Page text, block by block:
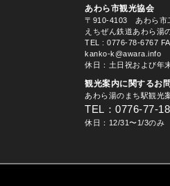
あわら市観光協会
〒910-4103 あわら市
えちぜん鉄道あわら湯
TEL
: 0776-78-6767
kanko-k@awara.info
休日：土日祝および年
観光案内に関するお
あわら湯のまち駅観光
TEL：0776-77-
休日：12/31〜1/3のみ